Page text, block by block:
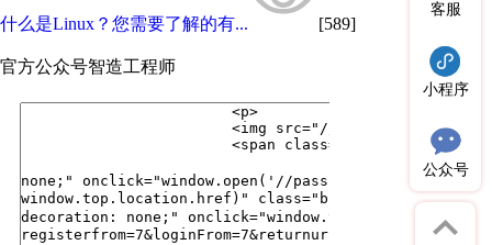
什么是Linux？您需要了解的有... [589]
官方公众号智造工程师
客服
小程序
公众号